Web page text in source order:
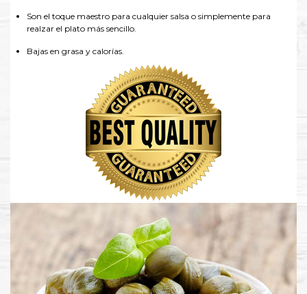
Son el toque maestro para cualquier salsa o simplemente para
realzar el plato más sencillo.
Bajas en grasa y calorías.